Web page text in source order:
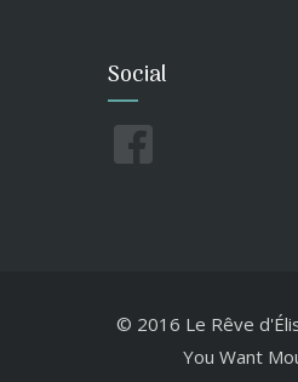
Social
© 2016 Le Rêve
You Want